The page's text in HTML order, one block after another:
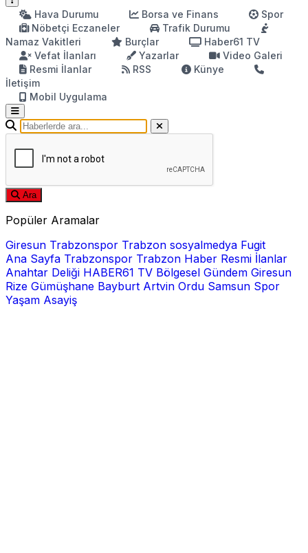
Hava Durumu Borsa ve Finans
Spor
Nöbetçi Eczaneler
Trafik Durumu
Namaz Vakitleri
Burçlar
Haber61 TV
Vefat İlanları
Yazarlar
Video Galeri
Resmi İlanlar
RSS
Künye
İletişim
Mobil Uygulama
Ara
Popüler Aramalar
Giresun Trabzonspor Trabzon sosyalmedya Fugit
Ana Sayfa Trabzonspor Trabzon Haber Resmi İlanlar
Anahtar Deliği HABER61 TV Bölgesel Gündem Giresun
Rize Gümüşhane Bayburt Artvin Ordu Samsun Spor
Yaşam Asayiş